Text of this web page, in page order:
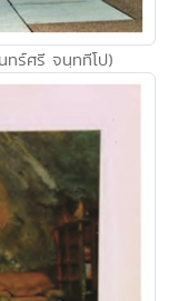
ทร์ศรี จนฺททีโป)